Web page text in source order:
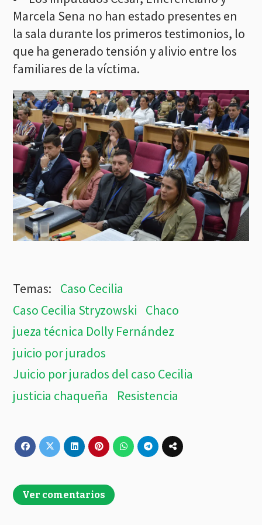
Marcela Sena no han estado presentes en
la sala durante los primeros testimonios, lo
que ha generado tensión y alivio entre los
familiares de la víctima.
Caso Cecilia
Caso Cecilia Stryzowski
Chaco
jueza técnica Dolly Fernández
juicio por jurados
Juicio por jurados del caso Cecilia
justicia chaqueña
Resistencia
Ver comentarios